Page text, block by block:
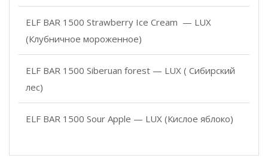
ELF BAR 1500 Strawberry Ice Cream — LUX
(Клубничное мороженное)
ELF BAR 1500 Siberuan forest — LUX ( Сибирский
лес)
ELF BAR 1500 Sour Apple — LUX (Кислое яблоко)